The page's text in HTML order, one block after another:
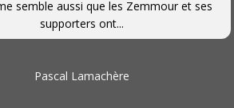
semble aussi que les Zemmour et ses
supporters ont...
Pascal Lamachère